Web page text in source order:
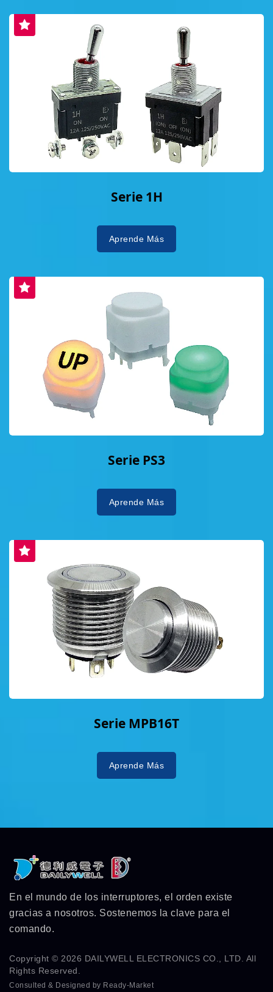
Serie 1H
Aprende Más
Serie PS3
Aprende Más
Serie MPB16T
Aprende Más
En el mundo de los interruptores, el orden existe
gracias a nosotros. Sostenemos la clave para el
comando.
Copyright © 2026 DAILYWELL ELECTRONICS CO., LTD. All
Rights Reserved.
Consulted & Designed by Ready-Market